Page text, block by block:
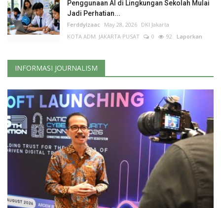
Penggunaan AI di Lingkungan Sekolah Mulai
Jadi Perhatian...
FerddyIzaac May 28, 2026 DKI Jakarta
KOTA ADM. JAKARTA PUSAT
0 92 Laporkan
INFORMASI JOURNALISM